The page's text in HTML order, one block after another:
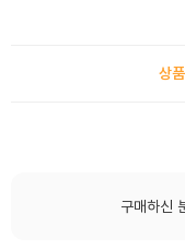
상
구매하신